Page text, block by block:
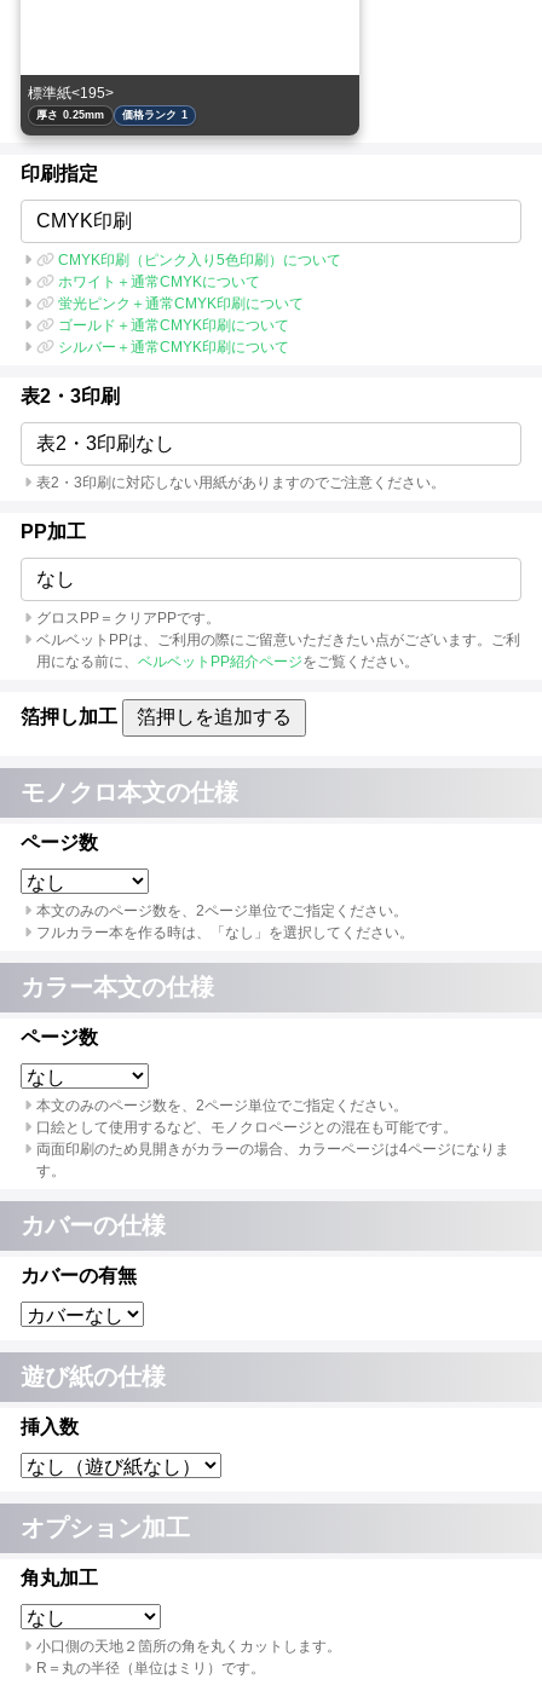
標準紙<195>
厚さ 0.25mm 価格ランク 1
印刷指定
CMYK印刷
CMYK印刷（ピンク入り5色印刷）について
ホワイト＋通常CMYKについて
蛍光ピンク＋通常CMYK印刷について
ゴールド＋通常CMYK印刷について
シルバー＋通常CMYK印刷について
表2・3印刷
表2・3印刷なし
表2・3印刷に対応しない用紙がありますのでご注意ください。
PP加工
なし
グロスPP＝クリアPPです。
ベルベットPPは、ご利用の際にご留意いただきたい点がございます。ご利
用になる前に、 ベルベットPP紹介ページをご覧ください。
箔押し加工 箔押しを追加する
モノクロ本文の仕様
ページ数
本文のみのページ数を、2ページ単位でご指定ください。
フルカラー本を作る時は、「なし」を選択してください。
カラー本文の仕様
ページ数
本文のみのページ数を、2ページ単位でご指定ください。
口絵として使用するなど、モノクロページとの混在も可能です。
両面印刷のため見開きがカラーの場合、カラーページは4ページになりま
す。
カバーの仕様
カバーの有無
遊び紙の仕様
挿入数
オプション加工
角丸加工
小口側の天地２箇所の角を丸くカットします。
R＝丸の半径（単位はミリ）です。